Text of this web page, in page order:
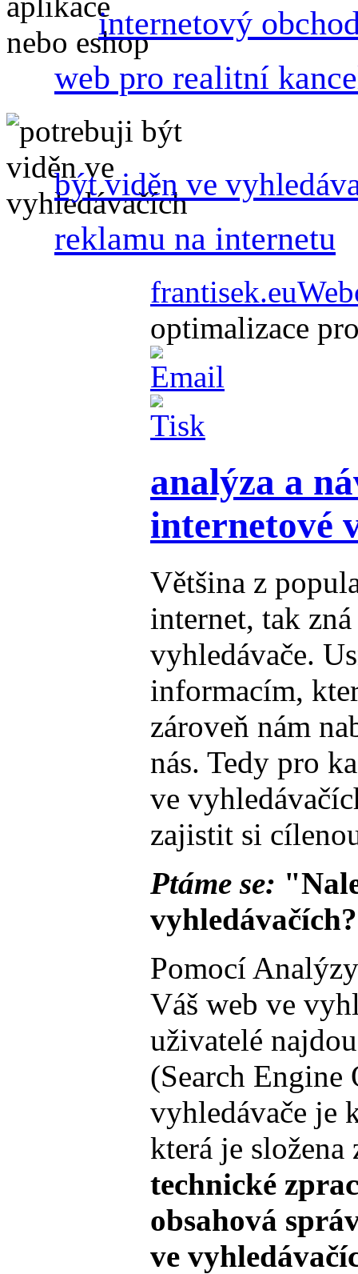
internetový
web pro realitní
být viděn ve
reklamu na internetu
frantisek.eu
optimalizace
analýza a
internetové
Většina z
internet, tak
vyhledávače.
informacím,
zároveň nám
nás. Tedy pro
ve
zajistit si
Ptáme se:
Pomocí
Váš web ve
uživatelé
(Search
vyhledávače je
která je
technické
obsahová
ve